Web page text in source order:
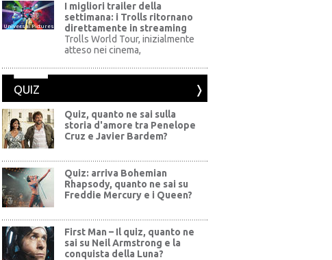
Universal Pictures
I migliori trailer della
settimana: i Trolls ritornano
direttamente in streaming
Trolls World Tour, inizialmente
atteso nei cinema,
QUIZ
Quiz, quanto ne sai sulla
storia d'amore tra Penelope
Cruz e Javier Bardem?
Quiz: arriva Bohemian
Rhapsody, quanto ne sai su
Freddie Mercury e i Queen?
First Man – Il quiz, quanto ne
sai su Neil Armstrong e la
conquista della Luna?